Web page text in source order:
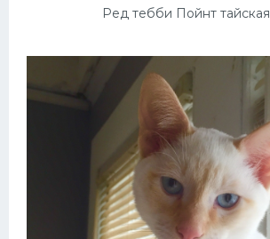
Ред тебби Пойнт тайская